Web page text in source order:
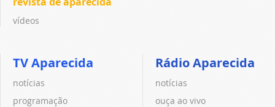
vídeos
TV Aparecida
notícias
programação
Rádio Aparecida
notícias
ouça ao vivo